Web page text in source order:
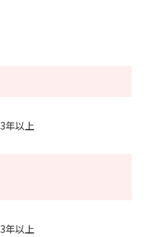
3年以上
3年以上